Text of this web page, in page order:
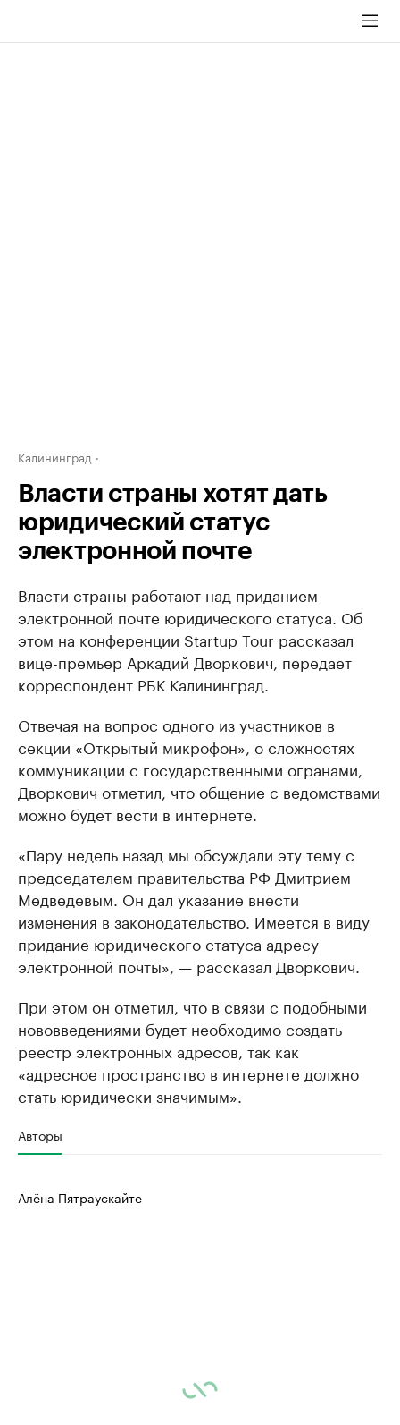
Калининград
Власти страны хотят дать
юридический статус
электронной почте
Власти страны работают над приданием
электронной почте юридического статуса. Об
этом на конференции Startup Tour рассказал
вице-премьер Аркадий Дворкович, передает
корреспондент РБК Калининград.
Отвечая на вопрос одного из участников в
секции «Открытый микрофон», о сложностях
коммуникации с государственными огранами,
Дворкович отметил, что общение с ведомствами
можно будет вести в интернете.
«Пару недель назад мы обсуждали эту тему с
председателем правительства РФ Дмитрием
Медведевым. Он дал указание внести
изменения в законодательство. Имеется в виду
придание юридического статуса адресу
электронной почты», — рассказал Дворкович.
При этом он отметил, что в связи с подобными
нововведениями будет необходимо создать
реестр электронных адресов, так как ​
«адресное пространство в интернете должно
стать юридически значимым».
Авторы
Алёна Пятраускайте